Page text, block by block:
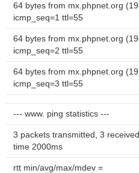
64 bytes from mx.phpnet.org
icmp_seq=1 ttl=55
64 bytes from mx.phpnet.org
icmp_seq=2 ttl=55
64 bytes from mx.phpnet.org
icmp_seq=3 ttl=55
--- www. ping statistics ---
3 packets transmitted, 3
time 2000ms
rtt min/avg/max/mdev =